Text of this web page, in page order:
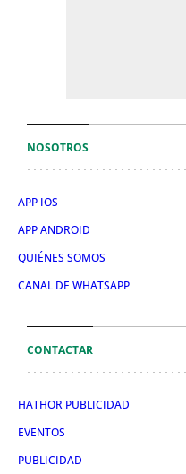
NOSOTROS
APP IOS
APP ANDROID
QUIÉNES SOMOS
CANAL DE WHATSAPP
CONTACTAR
HATHOR PUBLICIDAD
EVENTOS
PUBLICIDAD